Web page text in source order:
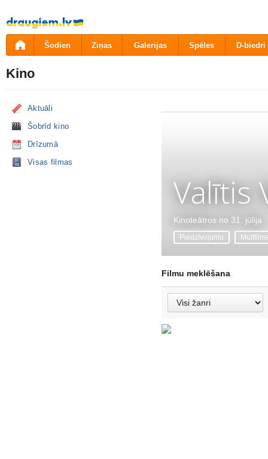
Pāriet
uz
saturu
Šodien Ziņas Galerijas Spēles D-biedri
Kino
Aktuāli
Šobrīd kino
Drīzumā
Visas filmas
Valītis
Kinoteātros no 31. jūlija
Piedzīvojumu
Filmu meklēšana